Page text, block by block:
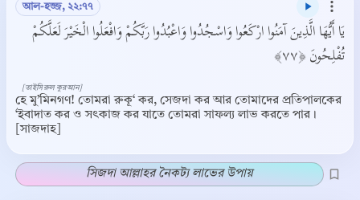
আল-হজ্জ, ২২:৭৭
يَا أَيُّهَا الَّذِينَ آمَنُوا ارْكَعُوا وَاسْجُدُوا وَاعْبُدُوا رَبَّكُمْ وَافْعَلُوا الْخَيْرَ لَعَلَّكُمْ
تُفْلِحُونَ ﴿٧٧﴾
হে মু’মিনগণ! তোমরা রুকূ‘ কর, সেজদা কর আর তোমাদের প্রতিপালকের
‘ইবাদাত কর ও সৎকাজ কর যাতে তোমরা সাফল্য লাভ করতে পার।
[সাজদাহ]
[তাইসিরুল কুরআন]
সিজদা আল্লাহর নৈকট্য লাভের উপায়